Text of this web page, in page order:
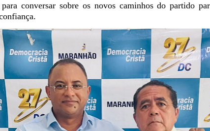
conversar sobre os novos caminhos do partido